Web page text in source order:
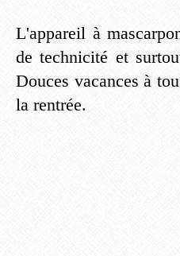
L'appareil à
de technicité et
Douces vacances à
la rentrée.